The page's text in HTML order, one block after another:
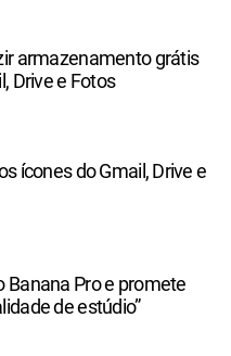
armazenamento grátis
Drive e Fotos
ícones do Gmail, Drive e
Banana Pro e promete
de estúdio”